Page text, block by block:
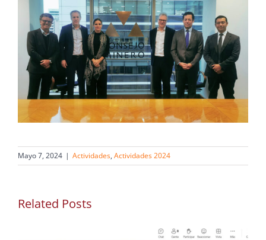
Mayo 7, 2024 | Actividades, Actividades 2024
Related Posts